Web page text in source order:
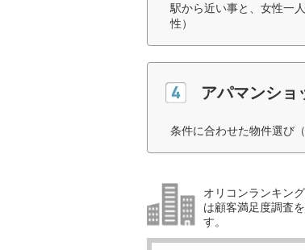
駅から近い事と、女性一
性）
アパマンショ
条件に合わせた物件選び
オリコンランキン
は顧客満足度調査
す。